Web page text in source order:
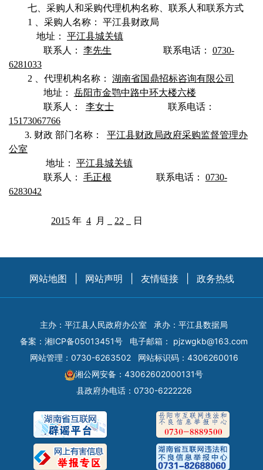
七、采购人和采购代理机构名称、联系人和联系方式
1
、采购人名称：
平江县财政局
地址：
平江县城关镇
联系人：
李先生 联系电话：
0730-
6281033
2
、代理机构名称：
湖南省国鼎招标咨询有限公司
地址：
岳阳市金鹗中路中环大楼六楼
联系人：
李女士
联系电话：
15173067766
3. 财政 部门名称：
平江县财政局政府采购监督管理办
公室
地址：
平江县城关镇
联系人：
毛正根 联系电话：
0730-
6283042
2015 年 4 月 22 日
网站地图 网站声明 友情链接 政务热线
主办：平江县人民政府办公室
承办：平江县数据局
备案： 湘ICP备05013451号 电子邮箱： pjzwgkb@163.com
网站管理：0730-6263502
网站标识码：4306260016
湘公网安备：43062602000131号
县政府办电话：0730-6222226